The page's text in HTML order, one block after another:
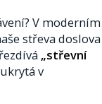
V moderním
střeva doslova
„střevní
v